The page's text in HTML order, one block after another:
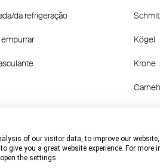
da refrigeração
Kögel
Krone
Wielton
of our visitor data, to improve our
give you a great website experience. For more
the settings.